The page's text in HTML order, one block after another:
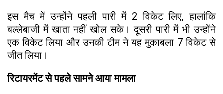
इस मैच में उन्होंने पहली पारी में 2 विकेट लिए, हालांकि
बल्लेबाजी में खाता नहीं खोल सके। दूसरी पारी में भी उन्होंने
एक विकेट लिया और उनकी टीम ने यह मुकाबला 7 विकेट से
जीत लिया।
रिटायरमेंट से पहले सामने आया मामला